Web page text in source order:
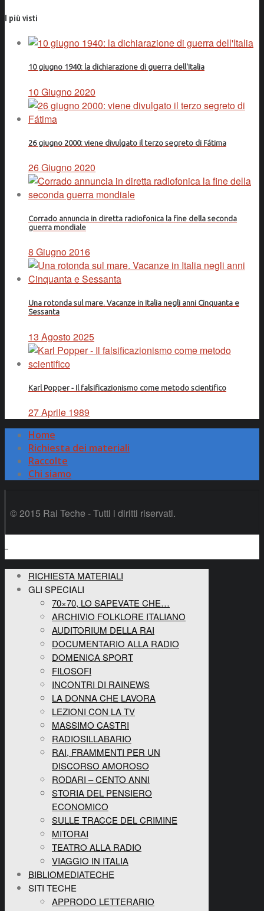
I più visti
10 giugno 1940: la dichiarazione di guerra dell'Italia
10 Giugno 2020
26 giugno 2000: viene divulgato il terzo segreto di Fátima
26 Giugno 2020
Corrado annuncia in diretta radiofonica la fine della seconda
guerra mondiale
8 Giugno 2016
Una rotonda sul mare. Vacanze in Italia negli anni Cinquanta e
Sessanta
13 Agosto 2025
Karl Popper - Il falsificazionismo come metodo scientifico
27 Aprile 1989
Home
Richiesta dei materiali
Raccolte
Chi siamo
© 2015 Rai Teche - Tutti i diritti riservati.
RICHIESTA MATERIALI
GLI SPECIALI
70×70, LO SAPEVATE CHE…
ARCHIVIO FOLKLORE ITALIANO
AUDITORIUM DELLA RAI
DOCUMENTARIO ALLA RADIO
DOMENICA SPORT
FILOSOFI
INCONTRI DI RAINEWS
LA DONNA CHE LAVORA
LEZIONI CON LA TV
MASSIMO CASTRI
RADIOSILLABARIO
RAI, FRAMMENTI PER UN
DISCORSO AMOROSO
RODARI – CENTO ANNI
STORIA DEL PENSIERO
ECONOMICO
SULLE TRACCE DEL CRIMINE
MITORAI
TEATRO ALLA RADIO
VIAGGIO IN ITALIA
BIBLIOMEDIATECHE
SITI TECHE
APPRODO LETTERARIO